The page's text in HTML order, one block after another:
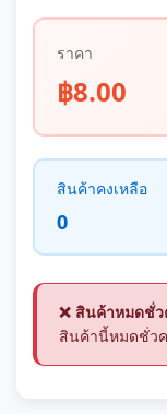
ราคา
฿8.00
สินค้าคงเหลือ
0
❌ สินค้าหมดชั่ว
สินค้านี้หมดชั่ว